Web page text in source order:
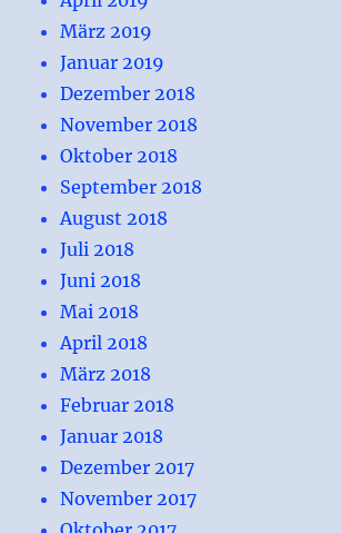
März 2019
Januar 2019
Dezember 2018
November 2018
Oktober 2018
September 2018
August 2018
Juli 2018
Juni 2018
Mai 2018
April 2018
März 2018
Februar 2018
Januar 2018
Dezember 2017
November 2017